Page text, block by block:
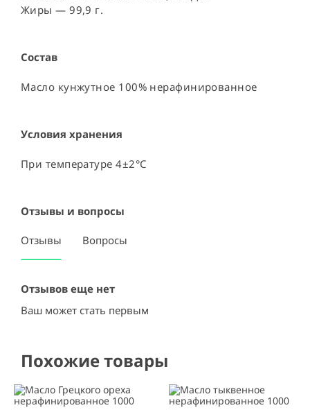
Жиры — 99,9 г.
Состав
Масло кунжутное 100% нерафинированное
Условия хранения
При температуре 4±2°C
Отзывы и вопросы
Отзывы Вопросы
Отзывов еще нет
Ваш может стать первым
Похожие товары